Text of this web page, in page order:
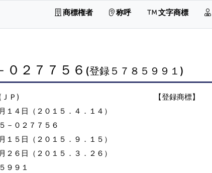
商標権者 称呼 文字商標
０２７７５６ (登録５７８５９９１)
Ｐ)
１４日（２０１５．４．１４）
－０２７７５６
１５日（２０１５．９．１５）
２６日（２０１５．３．２６）
９９１
【登録商標】